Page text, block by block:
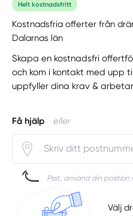
Helt kostnadsfritt
Kostnadsfria offerter från
Dalarnas län
Skapa en kostnadsfri
och kom i kontakt med upp
uppfyller dina krav &
Få hjälp eller
Psst, använd din position
Välj